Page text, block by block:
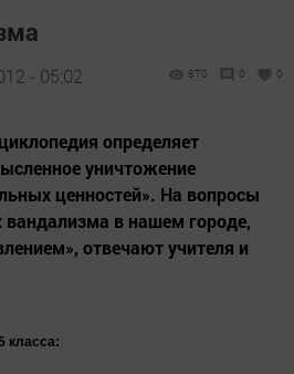
- 05:02 870 0 0
определяет
уничтожение
ценностей». На вопросы
в нашем городе,
отвечают учителя и
класса: